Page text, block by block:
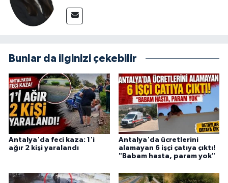
Bunlar da ilginizi çekebilir
Antalya'da feci kaza: 1'i
ağır 2 kişi yaralandı
Antalya'da ücretlerini
alamayan 6 işçi çatıya çıktı!
"Babam hasta, param yok"